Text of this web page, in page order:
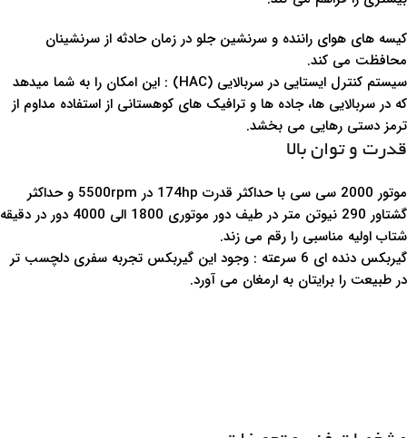
امنیت در رانندگی
وجود سیستم های ایمنی در T8 برای راننده و سرنشینان امنیت خاطر
بیشتری را فراهم می کند.